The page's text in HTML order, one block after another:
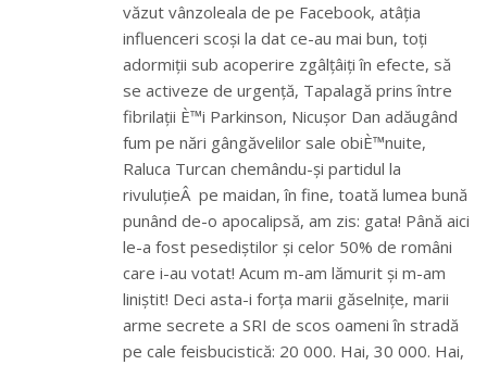
văzut vânzoleala de pe Facebook, atâția
influenceri scoși la dat ce-au mai bun, toți
adormiții sub acoperire zgâlțâiți în efecte, să
se activeze de urgență, Tapalagă prins între
fibrilații È™i Parkinson, Nicușor Dan adăugând
fum pe nări gângăvelilor sale obiÈ™nuite,
Raluca Turcan chemându-și partidul la
rivuluțieÂ pe maidan, în fine, toată lumea bună
punând de-o apocalipsă, am zis: gata! Până aici
le-a fost pesediștilor și celor 50% de români
care i-au votat! Acum m-am lămurit și m-am
liniștit! Deci asta-i forța marii găselnițe, marii
arme secrete a SRI de scos oameni în stradă
pe cale feisbucistică: 20 000. Hai, 30 000. Hai,